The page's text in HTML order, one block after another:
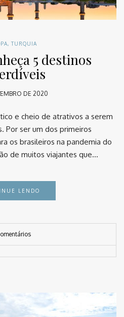
, TURQUIA
5 destinos
DE 2020
e cheio de atrativos a serem
Por ser um dos primeiros
os brasileiros na pandemia do
de muitos viajantes que…
LENDO